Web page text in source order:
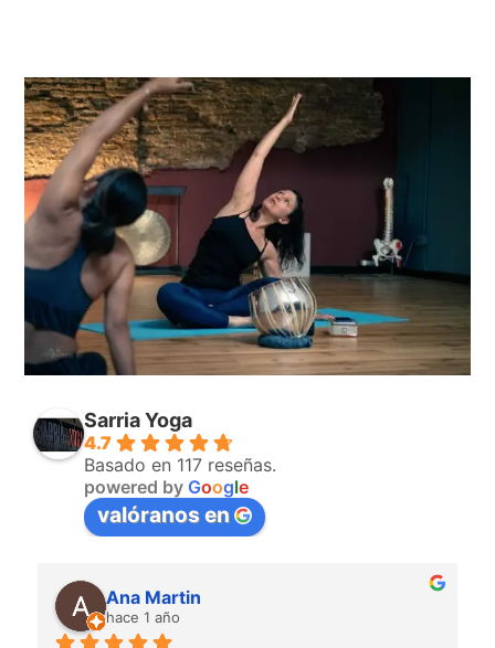
Sarria Yoga
4.7
Basado en 117 reseñas.
powered by Google
valóranos en
Ana Martin
hace 1 año